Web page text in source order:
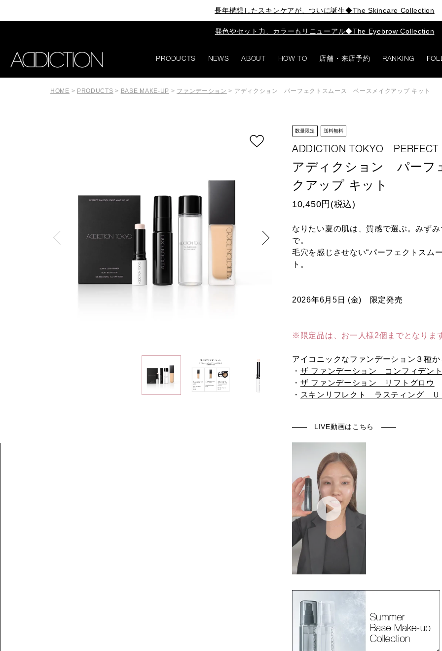
長年構想したスキンケアが、ついに誕生◆The Skincare Collection
発色やセット力、カラーもリニューアル◆The Eyebrow Collection
PRODUCTS NEWS ABOUT HOW TO 店舗・来店予約 RANKING
HOME > PRODUCTS > BASE MAKE-UP > ファンデーション > アディクション パーフェクトスムース ベースメイクアップ キット
数量限定 送料無料
ADDICTION TOKYO
アディクション パーフ
クアップ キット
10,450円(税込)
なりたい夏の肌は、質感で選ぶ。みず
で。
毛穴を感じさせない“パーフェクトスム
ト。
2026年6月5日 (金) 限定発売
※限定品は、お一人様2個までとなりま
アイコニックなファンデーション３種か
・ ザ ファンデーション コンフィデン
・ ザ ファンデーション リフトグロウ
・ スキンリフレクト ラスティング Ｕ
LIVE動画はこちら